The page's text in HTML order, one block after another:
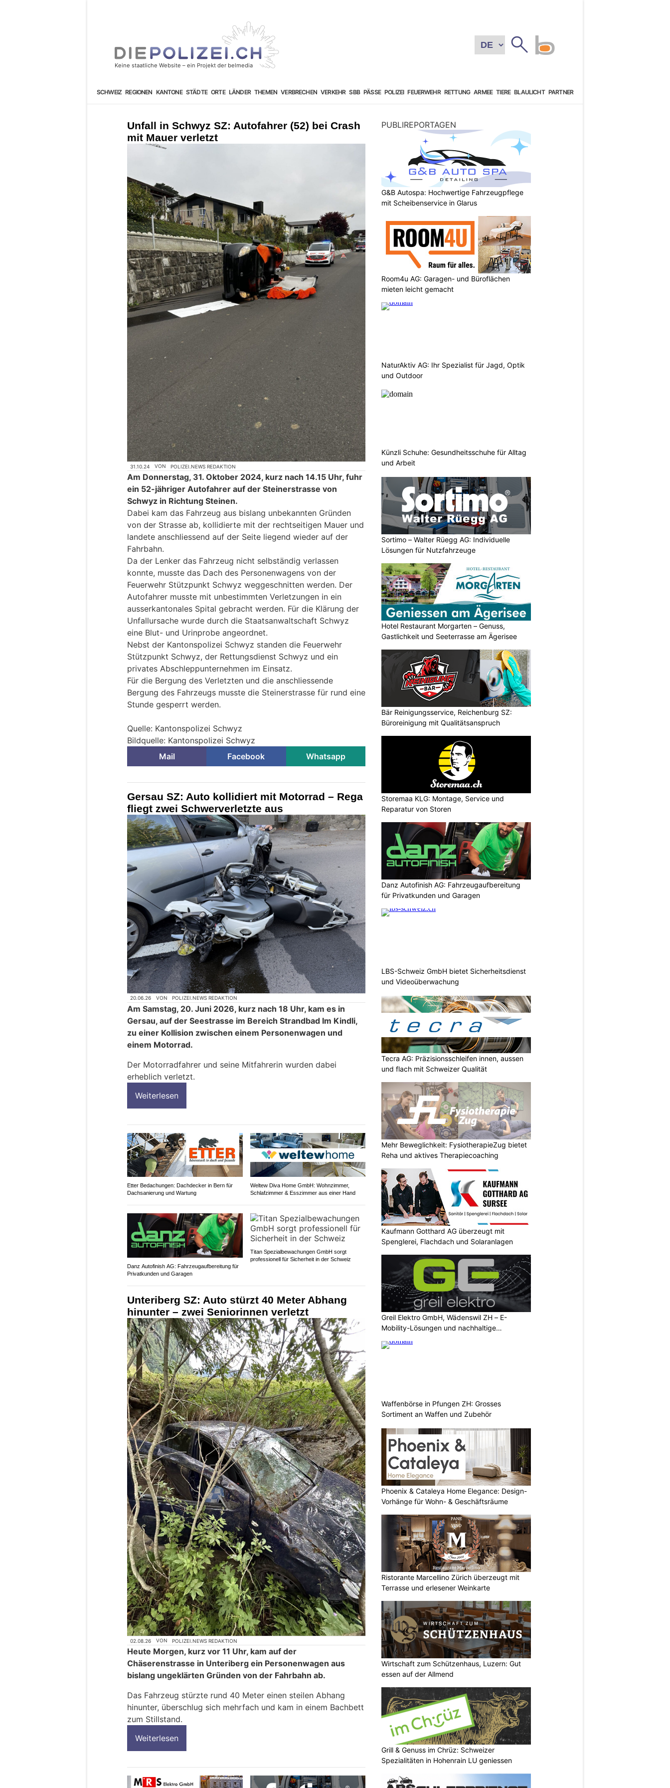
SCHWEIZ REGIONEN KANTONE STÄDTE ORTE LÄNDER THEMEN VERBRECHEN VERKEHR SBB PÄSSE POLIZEI FEUERWEHR RETTUNG ARMEE TIERE BLAULICHT PARTNER
Unfall in Schwyz SZ: Autofahrer (52) bei Crash
mit Mauer verletzt
31.10.24 VON POLIZEI.NEWS REDAKTION
Am Donnerstag, 31. Oktober 2024, kurz nach 14.15 Uhr, fuhr
ein 52-jähriger Autofahrer auf der Steinerstrasse von
Schwyz in Richtung Steinen.
Dabei kam das Fahrzeug aus bislang unbekannten Gründen
von der Strasse ab, kollidierte mit der rechtseitigen Mauer und
landete anschliessend auf der Seite liegend wieder auf der
Fahrbahn.
Da der Lenker das Fahrzeug nicht selbständig verlassen
konnte, musste das Dach des Personenwagens von der
Feuerwehr Stützpunkt Schwyz weggeschnitten werden. Der
Autofahrer musste mit unbestimmten Verletzungen in ein
ausserkantonales Spital gebracht werden. Für die Klärung der
Unfallursache wurde durch die Staatsanwaltschaft Schwyz
eine Blut- und Urinprobe angeordnet.
Nebst der Kantonspolizei Schwyz standen die Feuerwehr
Stützpunkt Schwyz, der Rettungsdienst Schwyz und ein
privates Abschleppunternehmen im Einsatz.
Für die Bergung des Verletzten und die anschliessende
Bergung des Fahrzeugs musste die Steinerstrasse für rund eine
Stunde gesperrt werden.
Quelle: Kantonspolizei Schwyz
Bildquelle: Kantonspolizei Schwyz
Mail
Facebook Whatsapp
Gersau SZ: Auto kollidiert mit Motorrad – Rega
fliegt zwei Schwerverletzte aus
20.06.26 VON POLIZEI.NEWS REDAKTION
Am Samstag, 20. Juni 2026, kurz nach 18 Uhr, kam es in
Gersau, auf der Seestrasse im Bereich Strandbad Im Kindli,
zu einer Kollision zwischen einem Personenwagen und
einem Motorrad.
Der Motorradfahrer und seine Mitfahrerin wurden dabei
erheblich verletzt.
Weiterlesen
Etter Bedachungen: Dachdecker in Bern für
Dachsanierung und Wartung
Weltew Diva Home GmbH: Wohnzimmer,
Schlafzimmer & Esszimmer aus einer Hand
Danz Autofinish AG: Fahrzeugaufbereitung für
Privatkunden und Garagen
Titan Spezialbewachungen GmbH sorgt
professionell für Sicherheit in der Schweiz
Unteriberg SZ: Auto stürzt 40 Meter Abhang
hinunter – zwei Seniorinnen verletzt
02.08.26 VON POLIZEI.NEWS REDAKTION
Heute Morgen, kurz vor 11 Uhr, kam auf der
Chäserenstrasse in Unteriberg ein Personenwagen aus
bislang ungeklärten Gründen von der Fahrbahn ab.
Das Fahrzeug stürzte rund 40 Meter einen steilen Abhang
hinunter, überschlug sich mehrfach und kam in einem Bachbett
zum Stillstand.
Weiterlesen
PUBLIREPORTAGEN
G&B Autospa: Hochwertige Fahrzeugpflege
mit Scheibenservice in Glarus
Room4u AG: Garagen- und Büroflächen
mieten leicht gemacht
NaturAktiv AG: Ihr Spezialist für Jagd, Optik
und Outdoor
Künzli Schuhe: Gesundheitsschuhe für Alltag
und Arbeit
Sortimo – Walter Rüegg AG: Individuelle
Lösungen für Nutzfahrzeuge
Hotel Restaurant Morgarten – Genuss,
Gastlichkeit und Seeterrasse am Ägerisee
Bär Reinigungsservice, Reichenburg SZ:
Büroreinigung mit Qualitätsanspruch
Storemaa KLG: Montage, Service und
Reparatur von Storen
Danz Autofinish AG: Fahrzeugaufbereitung
für Privatkunden und Garagen
LBS-Schweiz GmbH bietet Sicherheitsdienst
und Videoüberwachung
Tecra AG: Präzisionsschleifen innen, aussen
und flach mit Schweizer Qualität
Mehr Beweglichkeit: FysiotherapieZug bietet
Reha und aktives Therapiecoaching
Kaufmann Gotthard AG überzeugt mit
Spenglerei, Flachdach und Solaranlagen
Greil Elektro GmbH, Wädenswil ZH – E-
Mobility-Lösungen und nachhaltige
Waffenbörse in Pfungen ZH: Grosses
Sortiment an Waffen und Zubehör
Phoenix & Cataleya Home Elegance: Design-
Vorhänge für Wohn- & Geschäftsräume
Ristorante Marcellino Zürich überzeugt mit
Terrasse und erlesener Weinkarte
Wirtschaft zum Schützenhaus, Luzern: Gut
essen auf der Allmend
Grill & Genuss im Chrüz: Schweizer
Spezialitäten in Hohenrain LU geniessen